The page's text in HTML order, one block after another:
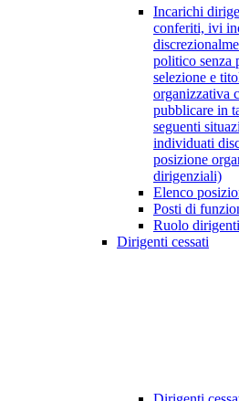
Incarichi
conferiti, ivi
politico senza
selezione e
organizzativa
pubblicare in
seguenti
individuati
posizione
dirigenziali)
Elenco
Posti di
Ruolo dirigenti
Dirigenti cessati